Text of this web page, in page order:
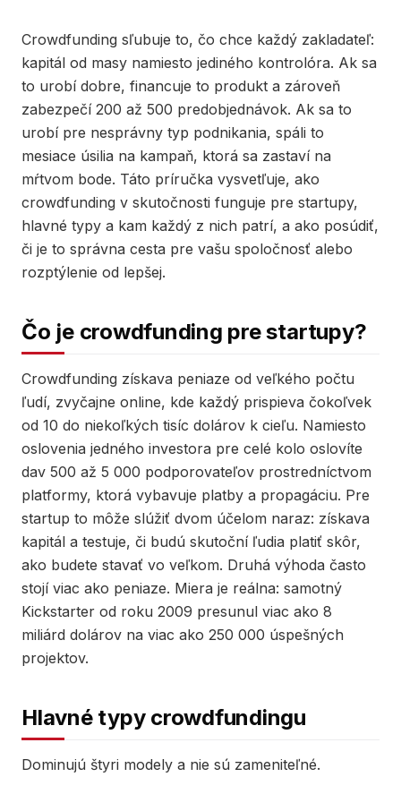
Crowdfunding sľubuje to, čo chce každý zakladateľ:
kapitál od masy namiesto jediného kontrolóra. Ak sa
to urobí dobre, financuje to produkt a zároveň
zabezpečí 200 až 500 predobjednávok. Ak sa to
urobí pre nesprávny typ podnikania, spáli to
mesiace úsilia na kampaň, ktorá sa zastaví na
mŕtvom bode. Táto príručka vysvetľuje, ako
crowdfunding v skutočnosti funguje pre startupy,
hlavné typy a kam každý z nich patrí, a ako posúdiť,
či je to správna cesta pre vašu spoločnosť alebo
rozptýlenie od lepšej.
Čo je crowdfunding pre startupy?
Crowdfunding získava peniaze od veľkého počtu
ľudí, zvyčajne online, kde každý prispieva čokoľvek
od 10 do niekoľkých tisíc dolárov k cieľu. Namiesto
oslovenia jedného investora pre celé kolo oslovíte
dav 500 až 5 000 podporovateľov prostredníctvom
platformy, ktorá vybavuje platby a propagáciu. Pre
startup to môže slúžiť dvom účelom naraz: získava
kapitál a testuje, či budú skutoční ľudia platiť skôr,
ako budete stavať vo veľkom. Druhá výhoda často
stojí viac ako peniaze. Miera je reálna: samotný
Kickstarter od roku 2009 presunul viac ako 8
miliárd dolárov na viac ako 250 000 úspešných
projektov.
Hlavné typy crowdfundingu
Dominujú štyri modely a nie sú zameniteľné.